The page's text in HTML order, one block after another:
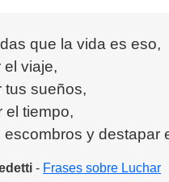
que la vida es eso,
el viaje,
tus sueños,
el tiempo,
escombros y destapar
- Frases sobre Luchar